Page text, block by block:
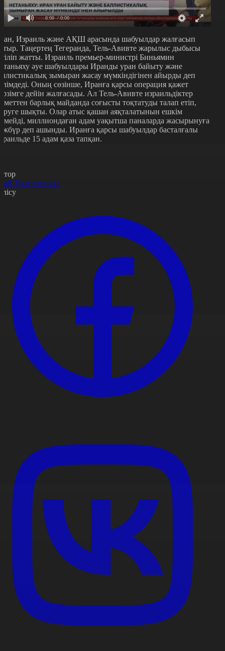
0:00 / 0:00
Израиль және АҚШ арасында шабуылдар жалғасып
Таңертең Тегеранда, Тель-Авивте жарылыс дыбысы
жатты. Израиль премьер-министрі Биньямин
әуе шабуылдары Иранды уран байыту және
зымыран жасау мүмкіндігінен айырды деп
Оның сөзінше, Иранға қарсы операция қажет
дейін жалғасады. Ал Тель-Авивте израильдіктер
барлық майданда соғысты тоқтатуды талап етіп,
шықты. Олар атыс қашан аяқталатынын ешкім
миллиондаған адам уақытша паналарда жасырынуға
деп ашынды. Иранға қарсы шабуылдар басталғалы
15 адам қаза тапқан.
Төлегенқызы